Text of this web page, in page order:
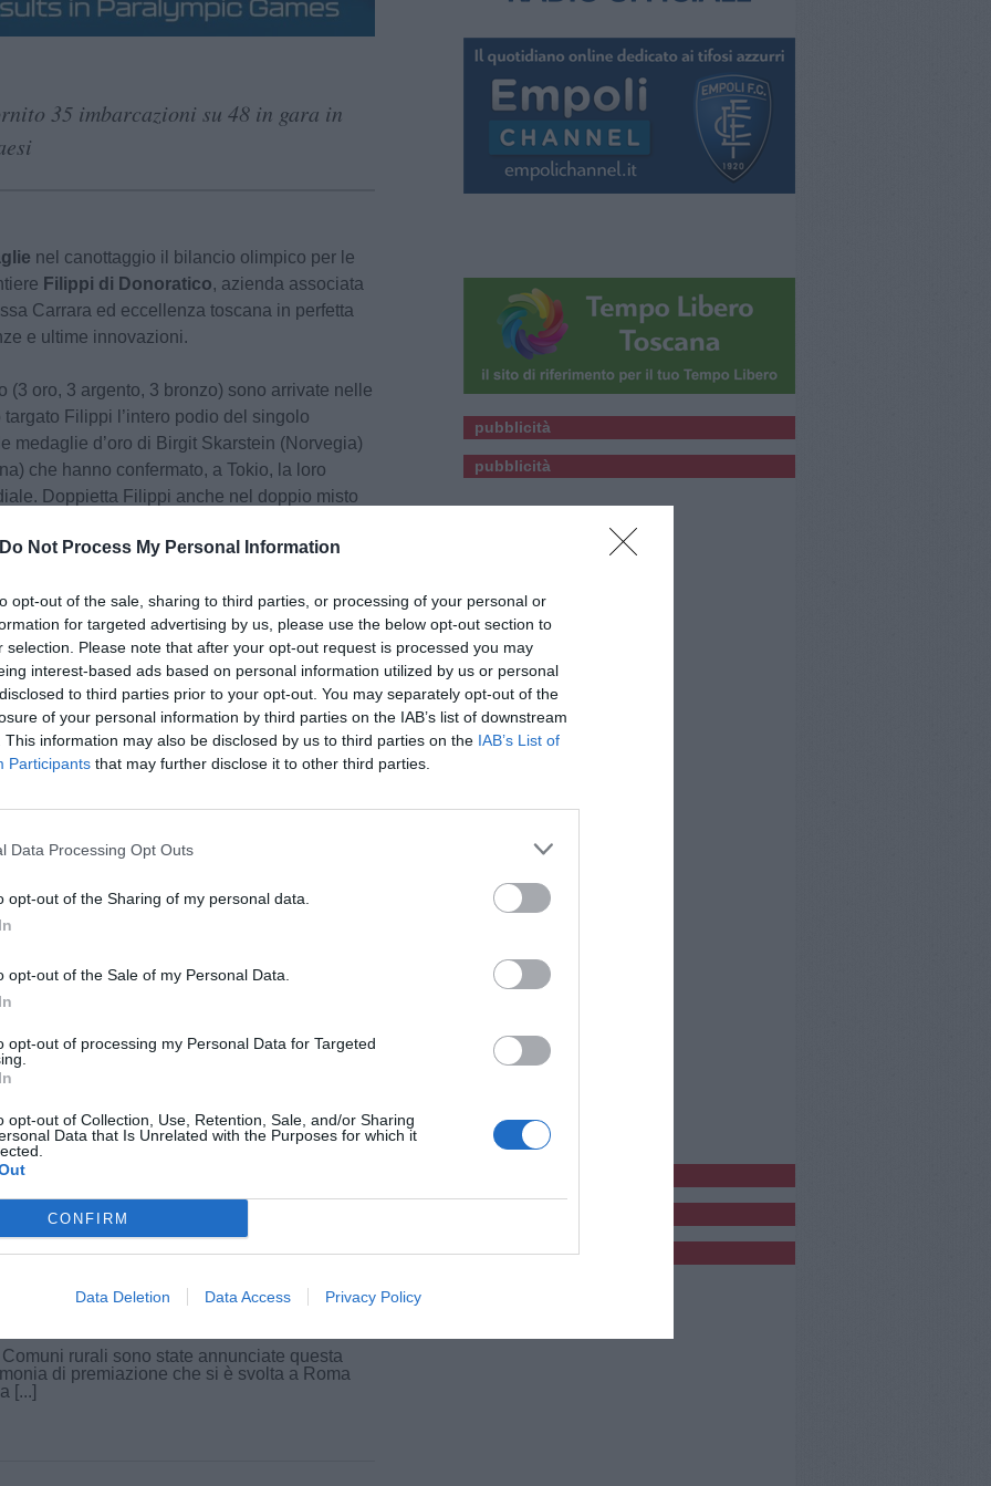
Do Not Process My Personal Information
opt-out of the sale, sharing to third parties, or processing of your personal or
for targeted advertising by us, please use the below opt-out section to
selection. Please note that after your opt-out request is processed you may
interest-based ads based on personal information utilized by us or personal
to third parties prior to your opt-out. You may separately opt-out of the
of your personal information by third parties on the IAB’s list of downstream
This information may also be disclosed by us to third parties on the IAB’s List of
Participants that may further disclose it to other third parties.
Data Processing Opt Outs
opt-out of the Sharing of my personal data.
opt-out of the Sale of my Personal Data.
opt-out of processing my Personal Data for Targeted
opt-out of Collection, Use, Retention, Sale, and/or Sharing
Data that Is Unrelated with the Purposes for which it
CONFIRM
Data Deletion Data Access Privacy Policy
35 imbarcazioni su 48 in gara in
nel canottaggio il bilancio olimpico per le
Filippi di Donoratico, azienda associata
Carrara ed eccellenza toscana in perfetta
e ultime innovazioni.
(3 oro, 3 argento, 3 bronzo) sono arrivate nelle
targato Filippi l’intero podio del singolo
medaglie d’oro di Birgit Skarstein (Norvegia)
che hanno confermato, a Tokio, la loro
Doppietta Filippi anche nel doppio misto
Whiteley e Lauren Rowles che hanno
Van der Meer e Marinus De Koning.
il quattro con misto francese ai remi di un
in carbonio.
conferma standard tra i più elevati al mondo
David Filippi, ha saputo costruirsi negli anni,
innovazione e sviluppo d’avanguardia e
e determinazione, giorno dopo
l’azienda ha continuato a crescere e a
circa 1000 imbarcazioni all’anno. A
quella delle imbarcazioni da mare per
futura disciplina olimpica. A questo
dell’European Coastal Rowing
di Castagneto dal 26 al 31 ottobre
Circolo Nautico con il patrocinio del
Regione Toscana e con il contributo della
di Castagneto Carducci.
Fonte: Confindustria Livorno Massa Carrara
E LAVORO
cinque comuni toscani ricevono le
Comuni rurali sono state annunciate questa
di premiazione che si è svolta a Roma
[...]
pubblicità
pubblicità
pubblicità